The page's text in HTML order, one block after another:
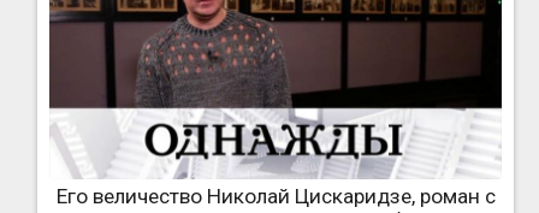
Его величество Николай Цискаридзе, роман с